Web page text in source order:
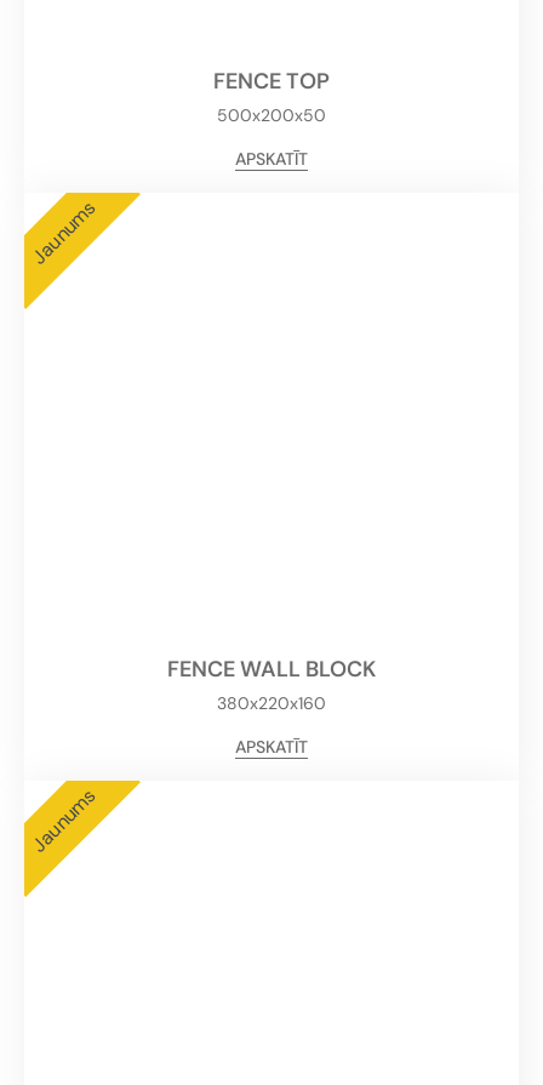
FENCE TOP
500x200x50
APSKATĪT
Jaunums
FENCE WALL BLOCK
380x220x160
APSKATĪT
Jaunums